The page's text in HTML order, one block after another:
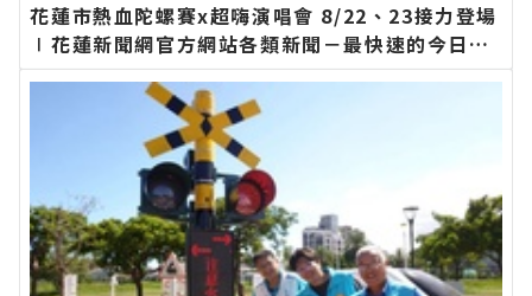
花蓮市熱血陀螺賽x超嗨演唱會 8/22、23接力登場
∣花蓮新聞網官方網站各類新聞－最快速的今日新
聞報導 最新的在地資訊！